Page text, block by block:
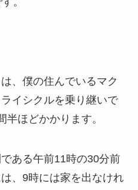
、僕の住んでいるマク
イシクルを乗り継いで
半ほどかかります。
ある午前11時の30分前
、9時には家を出なけれ